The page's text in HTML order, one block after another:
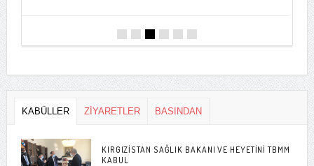
KABÜLLER ZİYARETLER BASINDAN
KIRGIZISTAN SAĞLIK BAKANI VE HEYETINI TBMM
KABUL